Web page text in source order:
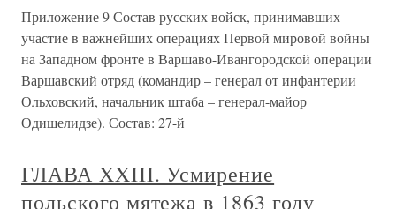
Приложение 9 Состав русских войск, принимавших
участие в важнейших операциях Первой мировой войны
на Западном фронте в Варшаво-Ивангородской операции
Варшавский отряд (командир – генерал от инфантерии
Ольховский, начальник штаба – генерал-майор
Одишелидзе). Состав: 27-й
ГЛАВА XXIII. Усмирение
польского мятежа в 1863 году